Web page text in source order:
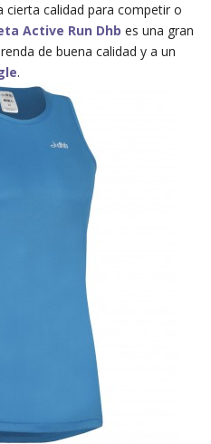
cierta calidad para competir o
Active Run Dhb es una gran
de buena calidad y a un
.